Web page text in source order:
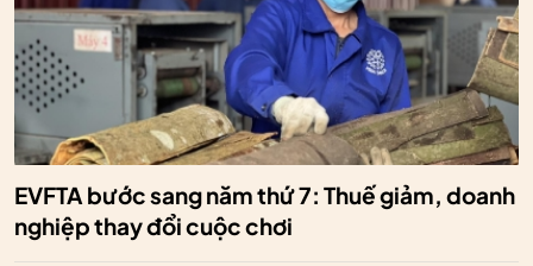
EVFTA bước sang năm thứ 7: Thuế giảm, doanh
nghiệp thay đổi cuộc chơi